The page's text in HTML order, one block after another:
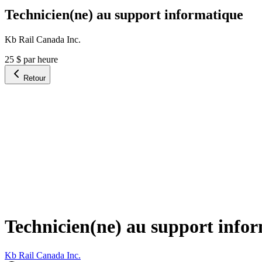
Technicien(ne) au support informatique
Kb Rail Canada Inc.
25 $ par heure
Retour
Technicien(ne) au support
Kb Rail Canada Inc.